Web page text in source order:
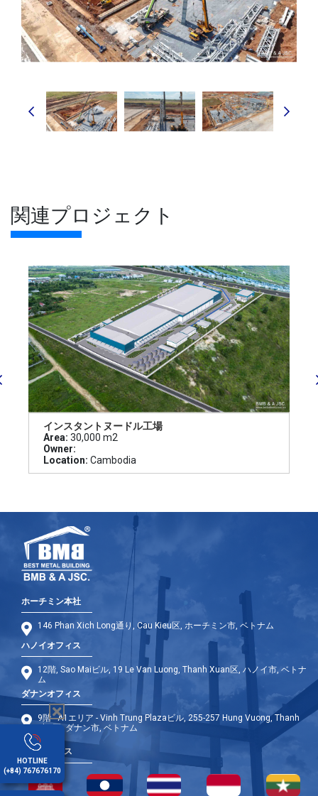
関連プロジェクト
インスタントヌードル工場
Area: 30,000 m2
Owner:
Location: Cambodia
ホーチミン本社
146 Phan Xich Long通り, Cau Kieu区, ホーチミン市, ベトナム
ハノイオフィス
12階, Sao Maiビル, 19 Le Van Luong, Thanh Xuan区, ハノイ市, ベトナ
ム
ダナンオフィス
9階 - A1エリア - Vinh Trung Plazaビル, 255-257 Hung Vuong, Thanh
Khe区, ダナン市, ベトナム
海外オフィス
HOTLINE
(+84) 767676170